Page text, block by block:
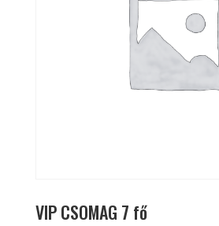
VIP CSOMAG 7 fő